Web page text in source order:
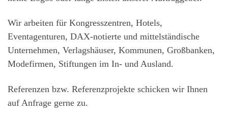
Wir arbeiten für Kongresszentren, Hotels,
Eventagenturen, DAX-notierte und mittelständische
Unternehmen, Verlagshäuser, Kommunen, Großbanken,
Modefirmen, Stiftungen im In- und Ausland.
Referenzen bzw. Referenzprojekte schicken wir Ihnen
auf Anfrage gerne zu.